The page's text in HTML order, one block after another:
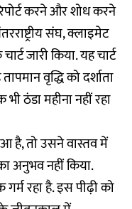
करने और शोध करने
संघ, क्लाइमेट
जारी किया. यह चार्ट
वृद्धि को दर्शाता
ठंडा महीना नहीं रहा
है, तो उसने वास्तव में
अनुभव नहीं किया.
रहा है. इस पीढ़ी को